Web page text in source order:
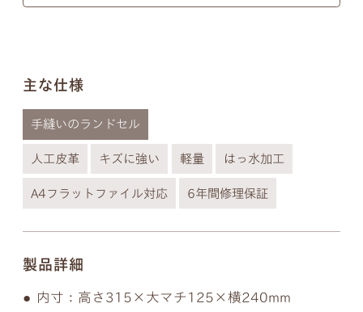
主な仕様
手縫いのランドセル
人工皮革 キズに強い 軽量 はっ水加工
A4フラットファイル対応 6年間修理保証
製品詳細
内寸：高さ315×大マチ125×横240mm
※個別のご注文で筆記体のフォントの種類を変行す